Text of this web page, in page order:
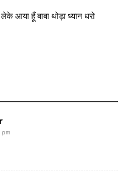
लेके आया हूँ बाबा थोड़ा ध्यान धरो
pm